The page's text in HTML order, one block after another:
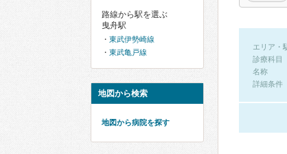
エリア・
診療科目
名称
詳細条件
路線から駅を選ぶ
曳舟駅
東武伊勢崎線
東武亀戸線
地図から検索
地図から病院を探す